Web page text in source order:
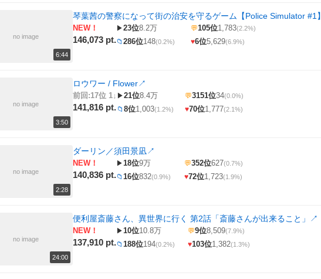
no image
6:44
琴葉茜の警察になって街の治安を守るゲーム【Police Simulator #1】
NEW！
146,073 pt.
▶23位8.2万 💬105位1,783(2.2%)
📁 286位148(0.2%) ♥6位5,629(6.9%)
no image
3:50
ロウワー / Flower↗
前回:17位 1↓
141,816 pt.
▶21位8.4万 💬3151位34(0.0%)
📁 8位1,003(1.2%) ♥70位1,777(2.1%)
no image
2:28
ダーリン／須田景凪↗
NEW！
140,836 pt.
▶18位9万 💬352位627(0.7%)
📁 16位832(0.9%) ♥72位1,723(1.9%)
no image
24:00
便利屋斎藤さん、異世界に行く 第2話「斎藤さんが出来ること」 ↗
NEW！
137,910 pt.
▶10位10.8万 💬9位8,509(7.9%)
📁 188位194(0.2%) ♥103位1,382(1.3%)